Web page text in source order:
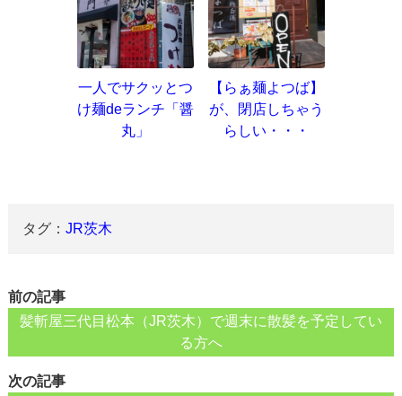
一人でサクッとつ
け麺deランチ「醤
丸」
【らぁ麺よつば】
が、閉店しちゃう
らしい・・・
タグ：JR茨木
前の記事
髪斬屋三代目松本（JR茨木）で週末に散髪を予定してい
る方へ
次の記事